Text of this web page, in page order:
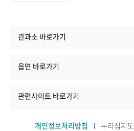
관과소 바로가기
읍면 바로가기
관련사이트 바로가기
개인정보처리방침 누리집지도